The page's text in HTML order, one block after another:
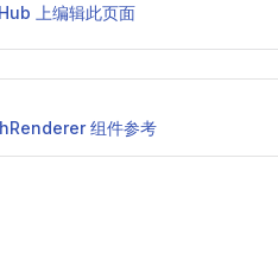
上编辑此页面
组件参考